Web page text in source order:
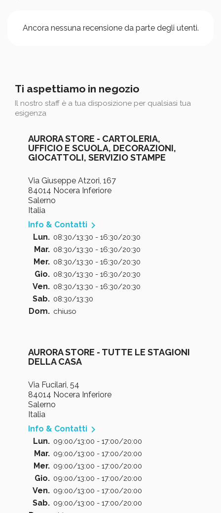
Ancora nessuna recensione da parte degli utenti.
Ti aspettiamo in negozio
Il nostro staff è a tua disposizione per qualsiasi tua
esigenza
AURORA STORE - CARTOLERIA,
UFFICIO E SCUOLA, DECORAZIONI,
GIOCATTOLI, SERVIZIO STAMPE
Via Giuseppe Atzori, 167
84014 Nocera Inferiore
Salerno
Italia
Info & Contatti 
Lun. 08:30/13:30 - 16:30/20:30
Mar. 08:30/13:30 - 16:30/20:30
Mer. 08:30/13:30 - 16:30/20:30
Gio. 08:30/13:30 - 16:30/20:30
Ven. 08:30/13:30 - 16:30/20:30
Sab. 08:30/13:30
Dom. chiuso
AURORA STORE - TUTTE LE STAGIONI
DELLA CASA
Via Fucilari, 54
84014 Nocera Inferiore
Salerno
Italia
Info & Contatti 
Lun. 09:00/13:00 - 17:00/20:00
Mar. 09:00/13:00 - 17:00/20:00
Mer. 09:00/13:00 - 17:00/20:00
Gio. 09:00/13:00 - 17:00/20:00
Ven. 09:00/13:00 - 17:00/20:00
Sab. 09:00/13:00 - 17:00/20:00